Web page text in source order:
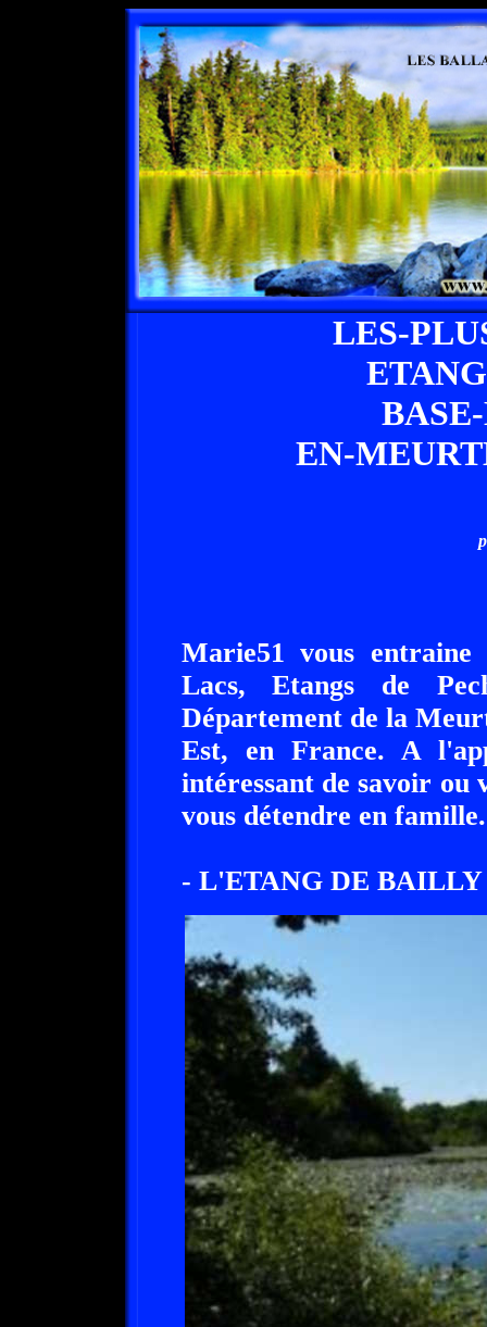
LES-
EN-
Marie51 vous
Lacs, Etangs de
Département de la
Est, en France. A
intéressant de savoir ou
vous détendre en famille.
- L'ETANG DE BAILLY